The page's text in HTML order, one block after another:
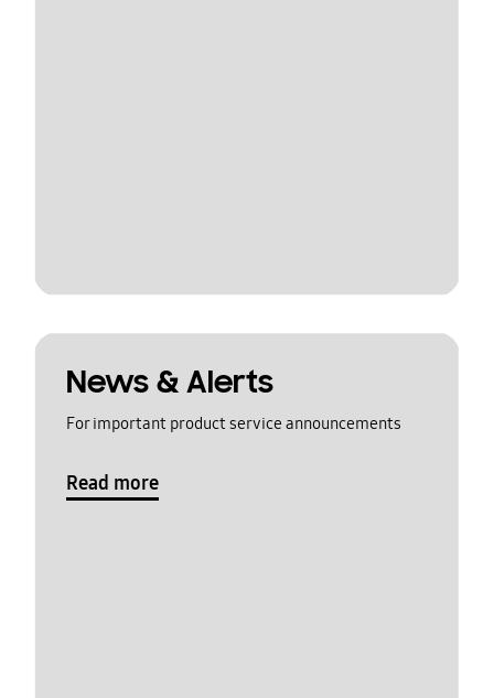
News & Alerts
For important product service announcements
Read more